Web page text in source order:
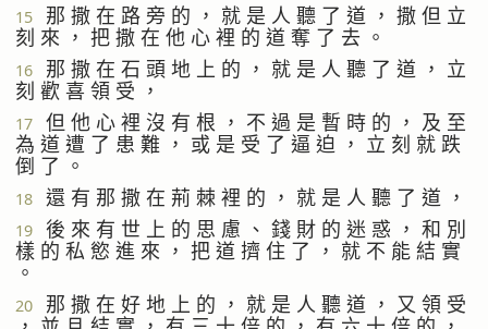
15
那 撒 在 路 旁 的 ， 就 是 人 聽 了 道 ， 撒 但 立
刻 來 ， 把 撒 在 他 心 裡 的 道 奪 了 去 。
16
那 撒 在 石 頭 地 上 的 ， 就 是 人 聽 了 道 ， 立
刻 歡 喜 領 受 ，
17
但 他 心 裡 沒 有 根 ， 不 過 是 暫 時 的 ， 及 至
為 道 遭 了 患 難 ， 或 是 受 了 逼 迫 ， 立 刻 就 跌
倒 了 。
18 還 有 那 撒 在 荊 棘 裡 的 ， 就 是 人 聽 了 道 ，
19
後 來 有 世 上 的 思 慮 、 錢 財 的 迷 惑 ， 和 別
樣 的 私 慾 進 來 ， 把 道 擠 住 了 ， 就 不 能 結 實
。
20
那 撒 在 好 地 上 的 ， 就 是 人 聽 道 ， 又 領 受